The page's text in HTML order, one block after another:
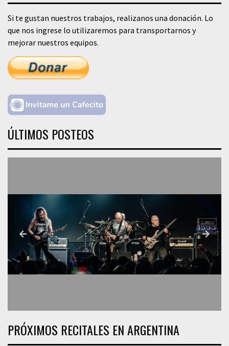
Si te gustan nuestros trabajos, realizanos una donación. Lo
que nos ingrese lo utilizaremos para transportarnos y
mejorar nuestros equipos.
ÚLTIMOS POSTEOS
PRÓXIMOS RECITALES EN ARGENTINA